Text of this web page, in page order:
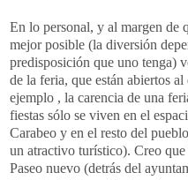
En lo personal, y al margen de
mejor posible (la diversión
predisposición que uno tenga)
de la feria, que están abiertos
ejemplo , la carencia de una
fiestas sólo se viven en el
Carabeo y en el resto del
un atractivo turístico). Creo
Paseo nuevo (detrás del